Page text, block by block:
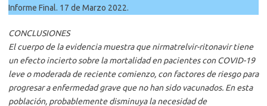
Informe Final. 17 de Marzo 2022.
CONCLUSIONES
El cuerpo de la evidencia muestra que nirmatrelvir-ritonavir tiene
un efecto incierto sobre la mortalidad en pacientes con COVID-19
leve o moderada de reciente comienzo, con factores de riesgo para
progresar a enfermedad grave que no han sido vacunados. En esta
población, probablemente disminuya la necesidad de